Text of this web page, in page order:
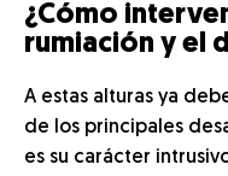
¿Cómo
rumiación y el
A estas alturas ya
de los principales
es su carácter